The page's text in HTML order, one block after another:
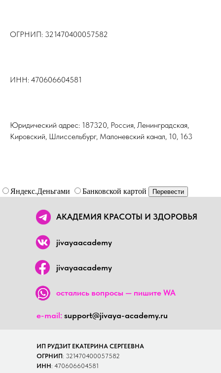
ОГРНИП: 321470400057582
ИНН: 470606604581
Юридический адрес: 187320, Россия, Ленинградская,
Кировский, Шлиссельбург, Малоневский канал, 10, 163
Яндекс.Деньгами Банковской картой
ИП РУДЗИТ ЕКАТЕРИНА СЕРГЕЕВНА
ОГРНИП: 321470400057582
ИНН: 470606604581
e-mail: support@jivaya-academy.ru
АКАДЕМИЯ КРАСОТЫ И ЗДОРОВЬЯ
jivayaacademy
остались вопросы — пишите WA
jivayaacademy